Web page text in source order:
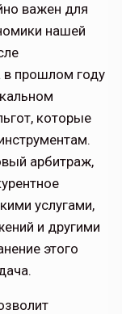
важен для
нашей
в прошлом году
которые
арбитраж,
услугами,
и другими
этого